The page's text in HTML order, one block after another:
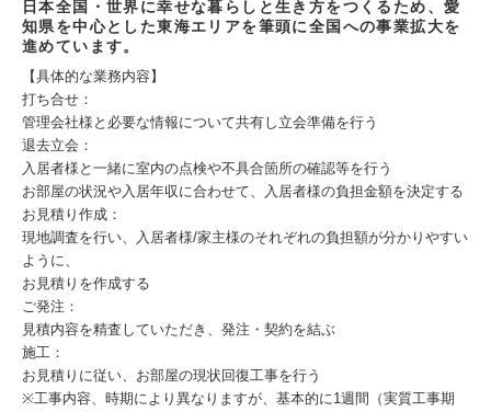
日本全国・世界に幸せな暮らしと生き方をつくるため、愛
知県を中心とした東海エリアを筆頭に全国への事業拡大を
進めています。
【具体的な業務内容】
打ち合せ：
管理会社様と必要な情報について共有し立会準備を行う
退去立会：
入居者様と一緒に室内の点検や不具合箇所の確認等を行う
お部屋の状況や入居年収に合わせて、入居者様の負担金額を決定する
お見積り作成：
現地調査を行い、入居者様/家主様のそれぞれの負担額が分かりやすい
ように、
お見積りを作成する
ご発注：
見積内容を精査していただき、発注・契約を結ぶ
施工：
お見積りに従い、お部屋の現状回復工事を行う
※工事内容、時期により異なりますが、基本的に1週間（実質工事期